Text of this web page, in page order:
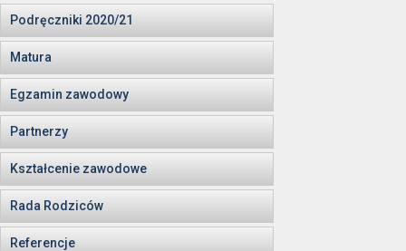
Podręczniki 2020/21
Matura
Egzamin zawodowy
Partnerzy
Kształcenie zawodowe
Rada Rodziców
Referencje